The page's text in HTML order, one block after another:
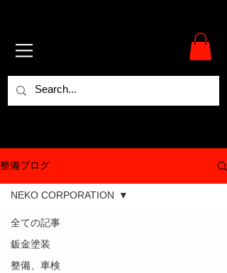
整備ブログ
全ての記事
鈑金塗装
整備、車検
NEKO CORPORATION